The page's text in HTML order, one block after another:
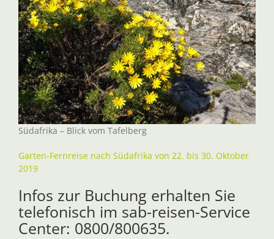
Südafrika – Blick vom Tafelberg
Garten-Fernreise nach Südafrika von 22. bis 30. Oktober
2019
Infos zur Buchung erhalten Sie
telefonisch im sab-reisen-Service
Center: 0800/800635.